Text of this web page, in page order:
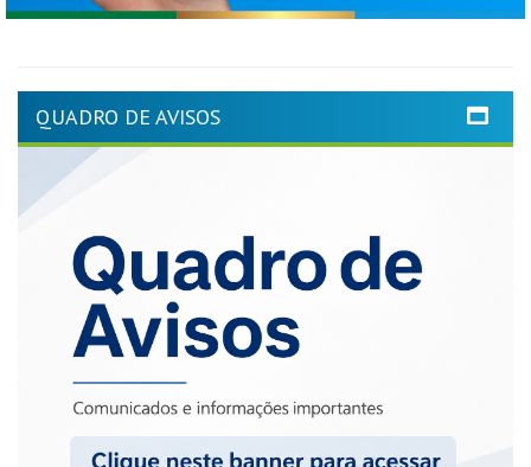
QUADRO DE AVISOS